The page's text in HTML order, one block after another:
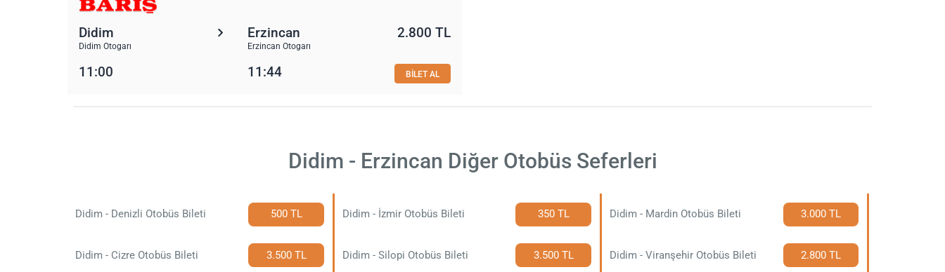
Didim
Didim Otogarı
Erzincan
Erzincan Otogarı
2.800 TL
11:00 11:44 BİLET AL
Didim - Erzincan Diğer Otobüs Seferleri
Didim - Denizli Otobüs Bileti 500 TL Didim - İzmir Otobüs Bileti 350 TL Didim - Mardin Otobüs Bileti 3.000 TL
Didim - Cizre Otobüs Bileti 3.500 TL Didim - Silopi Otobüs Bileti 3.500 TL Didim - Viranşehir Otobüs Bileti 2.800 TL